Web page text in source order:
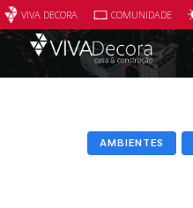
VIVA DECORA COMUNIDADE
AMBIENTES